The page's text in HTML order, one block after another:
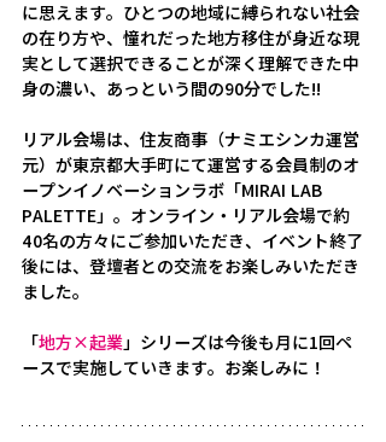
に思えます。ひとつの地域に縛られない社会
の在り方や、憧れだった地方移住が身近な現
実として選択できることが深く理解できた中
身の濃い、あっという間の90分でした!!
リアル会場は、住友商事（ナミエシンカ運営
元）が東京都大手町にて運営する会員制のオ
ープンイノベーションラボ「MIRAI LAB
PALETTE」。オンライン・リアル会場で約
40名の方々にご参加いただき、イベント終了
後には、登壇者との交流をお楽しみいただき
ました。
「地方×起業」シリーズは今後も月に1回ペ
ースで実施していきます。お楽しみに！